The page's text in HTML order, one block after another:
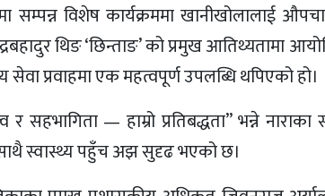
सम्पन्न विशेष कार्यक्रममा खानीखोलालाई
थिङ ‘छिन्ताङ’ को प्रमुख आतिथ्यतामा
सेवा प्रवाहमा एक महत्वपूर्ण उपलब्धि थपिएको हो।
सहभागिता — हाम्रो प्रतिबद्धता” भन्ने
स्वास्थ्य पहुँच अझ सुदृढ भएको छ।